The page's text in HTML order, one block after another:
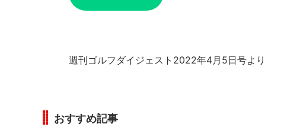
週刊ゴルフダイジェスト2022年4月5日号より
おすすめ記事